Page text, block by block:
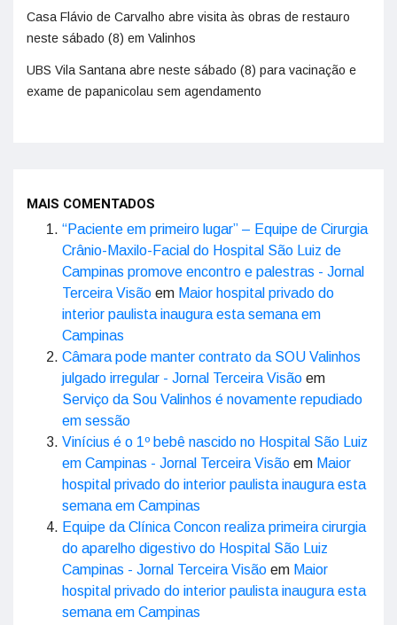
Casa Flávio de Carvalho abre visita às obras de restauro
neste sábado (8) em Valinhos
UBS Vila Santana abre neste sábado (8) para vacinação e
exame de papanicolau sem agendamento
MAIS COMENTADOS
“Paciente em primeiro lugar” – Equipe de Cirurgia
Crânio-Maxilo-Facial do Hospital São Luiz de
Campinas promove encontro e palestras - Jornal
Terceira Visão em Maior hospital privado do
interior paulista inaugura esta semana em
Campinas
Câmara pode manter contrato da SOU Valinhos
julgado irregular - Jornal Terceira Visão em
Serviço da Sou Valinhos é novamente repudiado
em sessão
Vinícius é o 1º bebê nascido no Hospital São Luiz
em Campinas - Jornal Terceira Visão em Maior
hospital privado do interior paulista inaugura esta
semana em Campinas
Equipe da Clínica Concon realiza primeira cirurgia
do aparelho digestivo do Hospital São Luiz
Campinas - Jornal Terceira Visão em Maior
hospital privado do interior paulista inaugura esta
semana em Campinas